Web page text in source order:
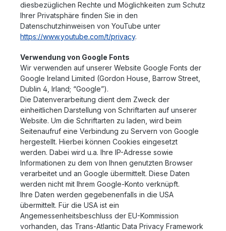
diesbezüglichen Rechte und Möglichkeiten zum Schutz
Ihrer Privatsphäre finden Sie in den
Datenschutzhinweisen von YouTube unter
https://www.youtube.com/t/privacy.
Verwendung von Google Fonts
Wir verwenden auf unserer Website Google Fonts der
Google Ireland Limited (Gordon House, Barrow Street,
Dublin 4, Irland; “Google”).
Die Datenverarbeitung dient dem Zweck der
einheitlichen Darstellung von Schriftarten auf unserer
Website. Um die Schriftarten zu laden, wird beim
Seitenaufruf eine Verbindung zu Servern von Google
hergestellt. Hierbei können Cookies eingesetzt
werden. Dabei wird u.a. Ihre IP-Adresse sowie
Informationen zu dem von Ihnen genutzten Browser
verarbeitet und an Google übermittelt. Diese Daten
werden nicht mit Ihrem Google-Konto verknüpft.
Ihre Daten werden gegebenenfalls in die USA
übermittelt. Für die USA ist ein
Angemessenheitsbeschluss der EU-Kommission
vorhanden, das Trans-Atlantic Data Privacy Framework